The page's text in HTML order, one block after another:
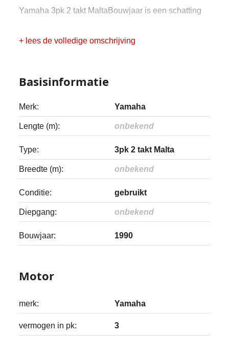
Yamaha 3pk 2 takt MaltaBouwjaar is een schatting
+ lees de volledige omschrijving
Basisinformatie
Merk: Yamaha
Lengte (m): onbekend
Type: 3pk 2 takt Malta
Breedte (m): onbekend
Conditie: gebruikt
Diepgang: onbekend
Bouwjaar: 1990
Motor
merk: Yamaha
vermogen in pk: 3